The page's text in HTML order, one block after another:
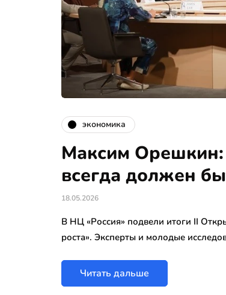
экономика
Максим Орешкин:
всегда должен
18.05.2026
В НЦ «Россия» подвели итоги II
роста». Эксперты и молодые
Читать дальше